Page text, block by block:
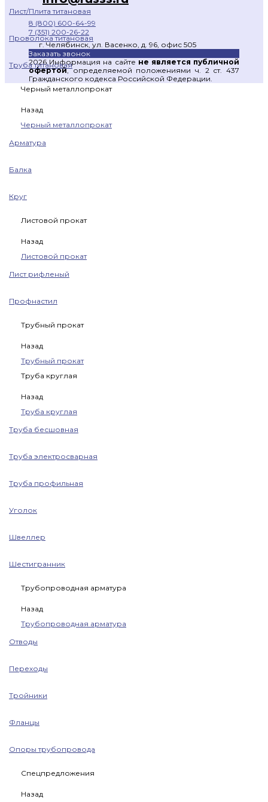
Лист/Плита титановая
Проволока титановая
Труба титановая
Черный металлопрокат
Назад
Черный металлопрокат
Арматура
Балка
Круг
Листовой прокат
Назад
Листовой прокат
Лист рифленый
Профнастил
Трубный прокат
Назад
Трубный прокат
Труба круглая
Назад
Труба круглая
Труба бесшовная
Труба электросварная
Труба профильная
Уголок
Швеллер
Шестигранник
Трубопроводная арматура
Назад
Трубопроводная арматура
Отводы
Переходы
Тройники
Фланцы
Опоры трубопровода
Спецпредложения
Назад
8 (800) 600-64-99
7 (351) 200-26-22
г. Челябинск, ул. Васенко, д. 96, офис 505
Заказать звонок
2026 Информация на сайте не является публичной
офертой, определяемой положениями ч. 2 ст. 437
Гражданского кодекса Российской Федерации.